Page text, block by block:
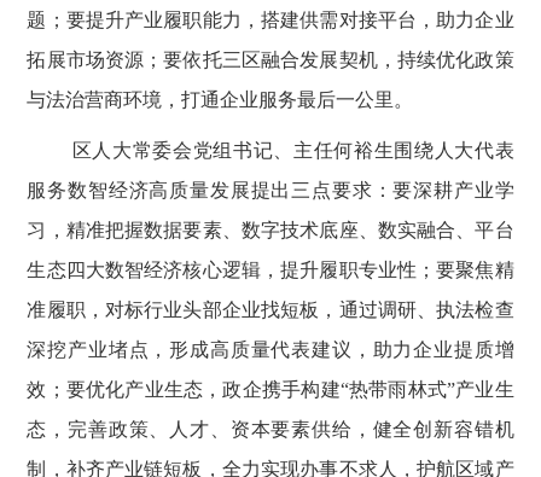
题；要提升产业履职能力，搭建供需对接平台，助力企业
拓展市场资源；要依托三区融合发展契机，持续优化政策
与法治营商环境，打通企业服务最后一公里。
区人大常委会党组书记、主任何裕生围绕人大代表
服务数智经济高质量发展提出三点要求：要深耕产业学
习，精准把握数据要素、数字技术底座、数实融合、平台
生态四大数智经济核心逻辑，提升履职专业性；要聚焦精
准履职，对标行业头部企业找短板，通过调研、执法检查
深挖产业堵点，形成高质量代表建议，助力企业提质增
效；要优化产业生态，政企携手构建“热带雨林式”产业生
态，完善政策、人才、资本要素供给，健全创新容错机
制，补齐产业链短板，全力实现办事不求人，护航区域产